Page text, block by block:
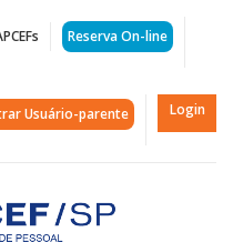
Reserva On-line
Usuário-parente Login